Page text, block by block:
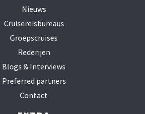
Nieuws
Cruisereisbureaus
Groepscruises
Rederijen
Blogs & Interviews
Preferred partners
Contact